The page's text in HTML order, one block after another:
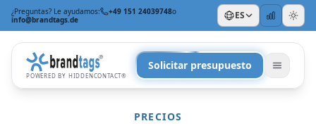
¿Preguntas? Le ayudamos: +49 151 24039748o
info@brandtags.de
ES
POWERED BY HIDDENCONTACT®
Solicitar presupuesto
PRECIOS